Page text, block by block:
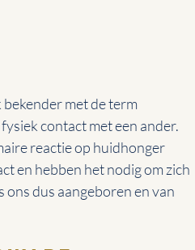
met de term
contact met een ander.
reactie op huidhonger
en hebben het nodig om zich
dus aangeboren en van